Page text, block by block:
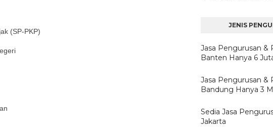
(SP-PKP)
JENIS
Jasa Pengurusan &
Banten Hanya 6
Jasa Pengurusan &
Bandung Hanya 3
Sedia Jasa
Jakarta